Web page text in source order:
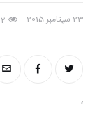
کتاب
23 سپتامبر 2015
‘